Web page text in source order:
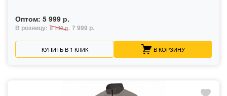
Оптом: 5 999 р.
В розницу: 8 149 р. 7 999 р.
КУПИТЬ В 1 КЛИК В КОРЗИНУ